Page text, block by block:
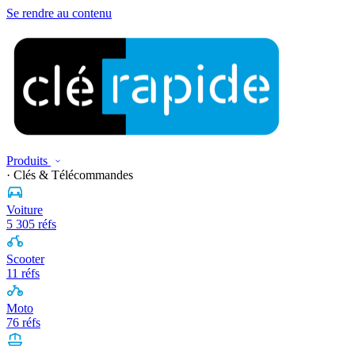
Se rendre au contenu
Produits
· Clés & Télécommandes
Voiture
5 305 réfs
Scooter
11 réfs
Moto
76 réfs